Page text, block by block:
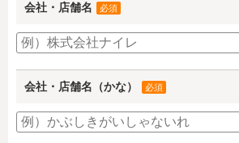
会社・店舗名 必須
会社・店舗名（かな） 必須